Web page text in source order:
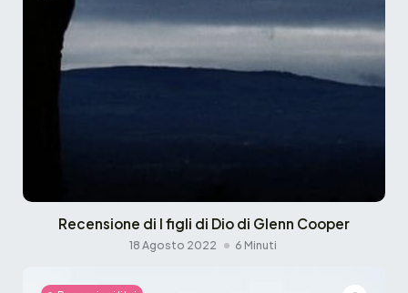
Recensione di I figli di Dio di Glenn Cooper
18 Agosto 2022 6 Minuti